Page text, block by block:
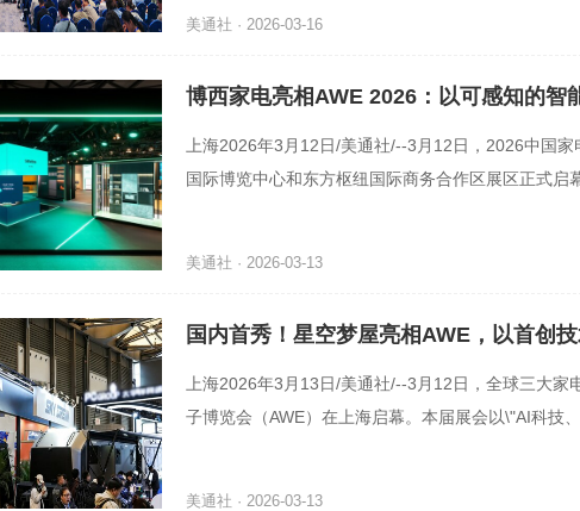
美通社 · 2026-03-16
博西家电亮相AWE 2026：以可感知的智
上海2026年3月12日/美通社/--3月12日，2026中国
国际博览中心和东方枢纽国际商务合作区展区正式启
美通社 · 2026-03-13
国内首秀！星空梦屋亮相AWE，以首创
上海2026年3月13日/美通社/--3月12日，全球三大
子博览会（AWE）在上海启幕。本届展会以\"AI科技
美通社 · 2026-03-13